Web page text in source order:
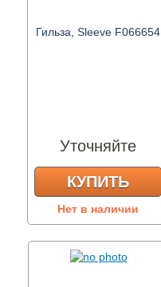
Гильза, Sleeve F066654
Уточняйте
КУПИТЬ
Нет в наличии